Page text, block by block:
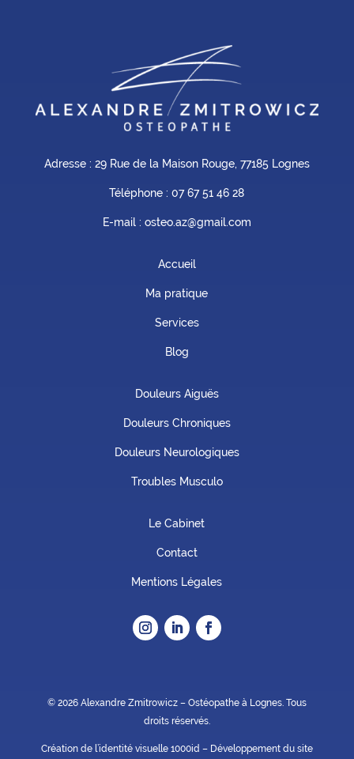
Adresse : 29 Rue de la Maison Rouge, 77185 Lognes
Téléphone :07 67 51 46 28
E-mail : osteo.az@gmail.com
Accueil
Ma pratique
Services
Blog
Douleurs Aiguës
Douleurs Chroniques
Douleurs Neurologiques
Troubles Musculo
Le Cabinet
Contact
Mentions Légales
© 2026 Alexandre Zmitrowicz – Ostéopathe à Lognes. Tous
droits réservés.
Création de l’identité visuelle 1000id – Développement du site